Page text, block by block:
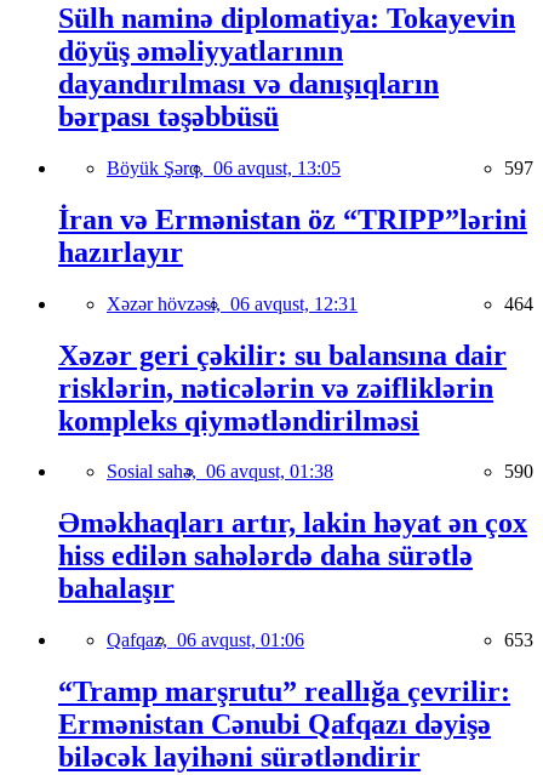
Sülh naminə diplomatiya: Tokayevin
döyüş əməliyyatlarının
dayandırılması və danışıqların
bərpası təşəbbüsü
Böyük Şərq, 06 avqust, 13:05 597
İran və Ermənistan öz “TRIPP”lərini
hazırlayır
Xəzər hövzəsi, 06 avqust, 12:31 464
Xəzər geri çəkilir: su balansına dair
risklərin, nəticələrin və zəifliklərin
kompleks qiymətləndirilməsi
Sosial sahə, 06 avqust, 01:38 590
Əməkhaqları artır, lakin həyat ən çox
hiss edilən sahələrdə daha sürətlə
bahalaşır
Qafqaz, 06 avqust, 01:06 653
“Tramp marşrutu” reallığa çevrilir:
Ermənistan Cənubi Qafqazı dəyişə
biləcək layihəni sürətləndirir